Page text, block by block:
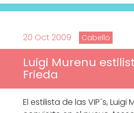
20 Oct 2009 Cabello
Luigi Murenu
Frieda
El estilista de las VIP´s, Luigi